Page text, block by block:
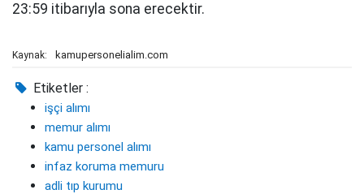
23:59 itibarıyla sona erecektir.
Kaynak: kamupersonelialim.com
Etiketler :
işçi alımı
memur alımı
kamu personel alımı
infaz koruma memuru
adli tıp kurumu